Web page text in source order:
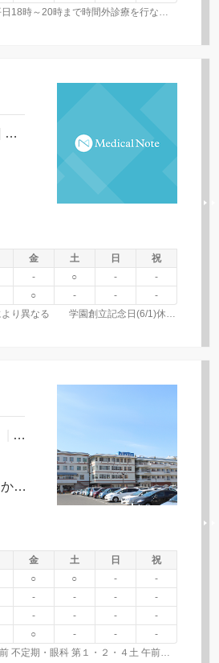
産科と婦人科のみ土曜日午前外来診察を行なっています。 小児科は平日18時～20時まで時間外診療を行なっています。
整形外科 形成外科
金 土 日
祝
- ○ -
-
○ - -
-
8:30～11:30 13:30～16:00 土曜AMのみ 原則紹介･予約制 科により異なる 学園創立記念日(6/1)休診 臨時休診あり
内科
ＪＲ倉敷駅より｜徒歩１５分 早島ＩＣ・倉敷ＩＣから車で１５分 ＪＲ倉敷駅より｜両備バス「老松町」下車｜徒歩５分
金 土 日
祝
○ ○ -
-
- - -
-
- - -
-
○ - -
-
◎外来特記事項・呼吸器科 第２・４・５土 午前診察・循環器科 土 午前 不定期・眼科 第１・２・４土 午前診察・和漢診療科 第２・４火 午後診察・糖尿病・代謝内科 第２・４火午前、第２・４木午前診察、第２・４土午前予約診察・乳腺甲状腺科 土 午前 不定期・耳鼻咽喉科 第１・３・５木 午前・午後診察◎専門外来・フットケア外来 金午後・パーキンソン病外来 水午前 ９時～、水１４時～１６時・スポーツ外来 水 １4時～１7時・もの忘れ外来 月・火・水・木・金・土 午前・眼瞼下垂専門外来 火午前・脊椎外来 第１・３・５火 ９時～１２時・ニューロモデュレーション 火・金午前 火・水・金午後